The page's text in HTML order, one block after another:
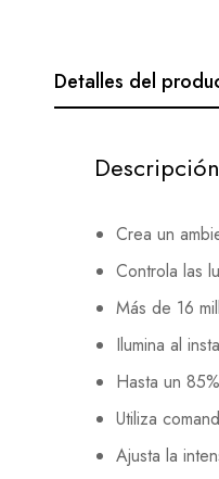
Detalles del
Descripción
Crea un
Controla las
Más de 16
Ilumina al
Hasta un
Utiliza
Ajusta la